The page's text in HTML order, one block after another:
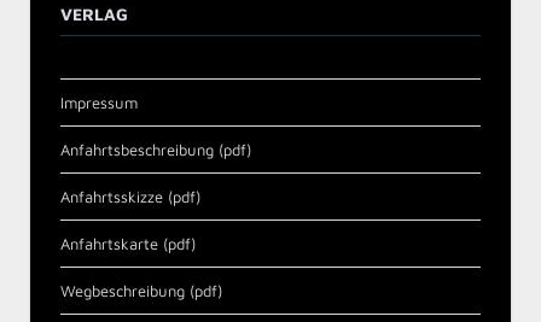
VERLAG
Impressum
Anfahrtsbeschreibung (pdf)
Anfahrtsskizze (pdf)
Anfahrtskarte (pdf)
Wegbeschreibung (pdf)